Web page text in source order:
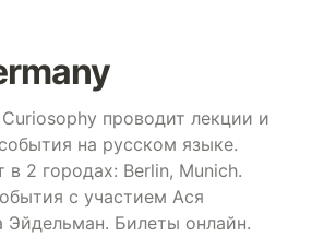
проводит лекции и
на русском языке.
2 городах: Berlin, Munich.
с участием Ася
Эйдельман. Билеты онлайн.